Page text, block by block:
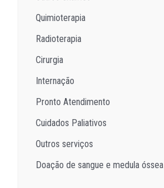
Quimioterapia
Radioterapia
Cirurgia
Internação
Pronto Atendimento
Cuidados Paliativos
Outros serviços
Doação de sangue e medula óssea